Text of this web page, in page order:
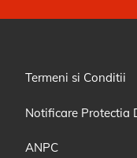
Termeni si Conditii
Notificare Protectia
ANPC